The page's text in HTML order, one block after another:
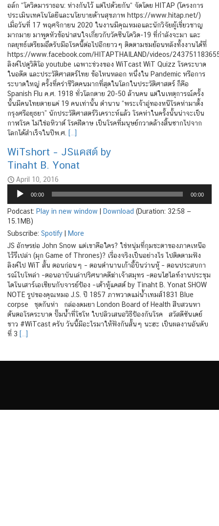
อล์ก “โควิดมาราธอน: ห่างกันไว้ แต่ไปด้วยกัน“ จัดโดย HITAP (โครงการ
ประเมินเทคโนโลยีและนโยบายด้านสุขภาพ https://www.hitap.net/)
เมื่อวันที่ 17 พฤศจิกายน 2020 ในงานมีคุณหมอและนักวิจัยผู้เชี่ยวชาญ
มากมาย มาพูดหัวข้อน่าสนใจเกี่ยวกับวัคซีนโควิด-19 ที่กำลังจะมา และ
กลยุทธ์เตรียมอึดรับมือโรคนี้ต่อไปอีกยาวๆ ติดตามชมย้อนหลังทั้งงานได้ที่
https://www.facebook.com/HITAPTHAILAND/videos/
ลิงค์ไปดูวิดิโอ youtube เฉพาะช่วงของ WiTcast WiT Quizz โรคระบาด
ในอดีต และประวัติศาสตร์ไทย ข้อไหนหลอก หนึ่งใน Pandemic หรือการ
ระบาดใหญ่ ครั้งที่คร่าชีวิตคนมากที่สุดในโลกในประวัติศาสตร์ ก็คือ
Spanish Flu ค.ศ. 1918 ทั่วโลกตาย 20-50 ล้านคน แต่ในเหตุการณ์ครั้ง
นั้นมีคนไทยตายแค่ 19 คนเท่านั้น ตำนาน “พระเจ้าอู่ทองหนีโรคห่ามาตั้ง
กรุงศรีอยุธยา” นักประวัติศาสตร์วิเคราะห์แล้ว โรคห่าในครั้งนั้นน่าจะเป็น
กาฬโรค ไม่ใช่อหิวาต์ โรคฝีดาษ เป็นโรคที่มนุษย์กวาดล้างสิ้นซากไปจาก
โลกได้สำเร็จในปีพ.ศ.
[…]
WiTshort – JSแคสต์ by
Tinaht B. Yonat
April 10, 2016
Audio
Player
00:00 00:00
Podcast: Play in new window Download (Duration: 32:58 —
15.1MB)
Subscribe: Spotify
More
JS อักษรย่อ John Snow แต่เขาคือใคร? ใช่หนุ่มที่กุมชะตาของภาคเหนือ
ไว้รึเปล่า (มุก Game of Thrones)? เรื่องจริงเป็นอย่างไร ไปติดตามฟัง
ลิงค์ไป WiT สั้น ตอนก่อนๆ – ตอนตำนานเก้าอี้บินว่านหู้ – ตอนประสบกา
รณ์ไบโพล่า –ตอนอาบันเล่าปริศนาคดีฆ่าเจ้าสมุทร –ตอนไฮไลท์งานประชุม
ไดโนเสาร์เอเซียนกับจารย์ป้อง –เต้าหู้แคสต์ by Tinaht B. Yonat SHOW
NOTE รูปของคุณหมอ J.S. ปี 1857 ภาพวาดแม่น้ำเทมส์1831 Blue
corpse ชุดกันห่า กล่องดมยา London Board of Health สืบสวนหา
ต้นตอโรคระบาด ปั๊มน้ำที่โซโห ใบปลิวเสนอวิธีป้องกันโรค สวัสดีซันเดย์
ชาว #WiTcast ครับ วันนี้มีอะไรมาให้ฟังกันสั้นๆ นะฮะ เป็นผลงานอันดับ
ที่ 3 […]